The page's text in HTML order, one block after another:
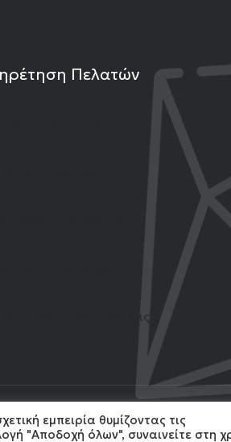
Πελατών
και Προϋποθέσεις
reserved. Developed byMonoWare
εμπειρία θυμίζοντας τις
"Αποδοχή όλων", συναινείτε στη